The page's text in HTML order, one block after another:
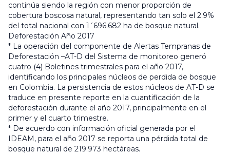
continúa siendo la región con menor proporción de
cobertura boscosa natural, representando tan solo el 2.9%
del total nacional con 1´696.682 ha de bosque natural.
Deforestación Año 2017
* La operación del componente de Alertas Tempranas de
Deforestación –AT-D del Sistema de monitoreo generó
cuatro (4) Boletines trimestrales para el año 2017,
identificando los principales núcleos de perdida de bosque
en Colombia. La persistencia de estos núcleos de AT-D se
traduce en presente reporte en la cuantificación de la
deforestación durante el año 2017, principalmente en el
primer y el cuarto trimestre.
* De acuerdo con información oficial generada por el
IDEAM, para el año 2017 se reporta una pérdida total de
bosque natural de 219.973 hectáreas.